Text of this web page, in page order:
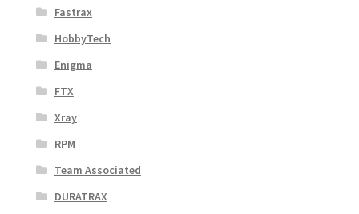
Fastrax
HobbyTech
Enigma
FTX
Xray
RPM
Team Associated
DURATRAX